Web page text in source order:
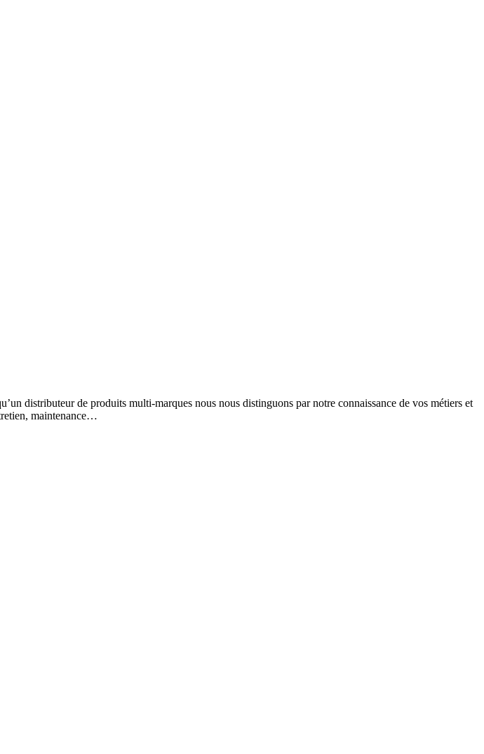
distributeur de produits multi-marques nous nous distinguons par notre connaissance de vos métiers et
maintenance…